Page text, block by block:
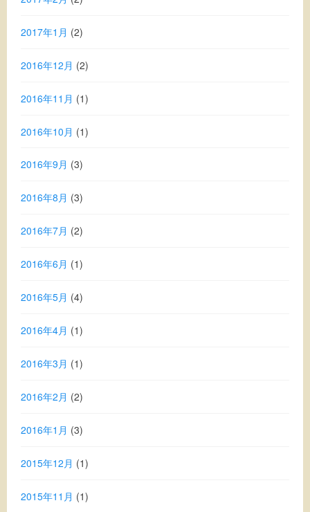
2017年1月 (2)
2016年12月 (2)
2016年11月 (1)
2016年10月 (1)
2016年9月 (3)
2016年8月 (3)
2016年7月 (2)
2016年6月 (1)
2016年5月 (4)
2016年4月 (1)
2016年3月 (1)
2016年2月 (2)
2016年1月 (3)
2015年12月 (1)
2015年11月 (1)